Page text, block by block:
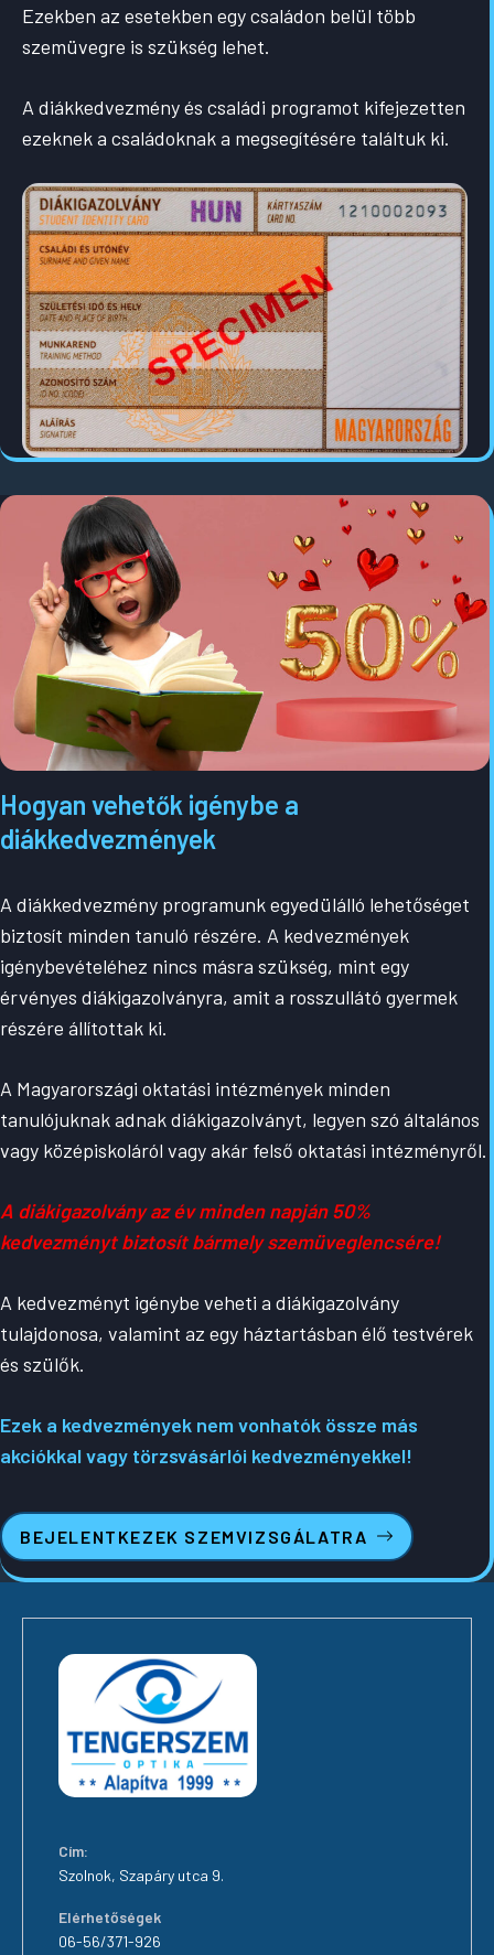
Ezekben az esetekben egy családon belül több
szemüvegre is szükség lehet.
A diákkedvezmény és családi programot kifejezetten
ezeknek a családoknak a megsegítésére találtuk ki.
Hogyan vehetők igénybe a
diákkedvezmények
A diákkedvezmény programunk egyedülálló lehetőséget
biztosít minden tanuló részére. A kedvezmények
igénybevételéhez nincs másra szükség, mint egy
érvényes diákigazolványra, amit a rosszullátó gyermek
részére állítottak ki.
A Magyarországi oktatási intézmények minden
tanulójuknak adnak diákigazolványt, legyen szó általános
vagy középiskoláról vagy akár felső oktatási intézményről.
A diákigazolvány az év minden napján 50%
kedvezményt biztosít bármely szemüveglencsére!
A kedvezményt igénybe veheti a diákigazolvány
tulajdonosa, valamint az egy háztartásban élő testvérek
és szülők.
Ezek a kedvezmények nem vonhatók össze más
akciókkal vagy törzsvásárlói kedvezményekkel!
BEJELENTKEZEK SZEMVIZSGÁLATRA
Cím:
Szolnok, Szapáry utca 9.
Elérhetőségek
06-56/371-926